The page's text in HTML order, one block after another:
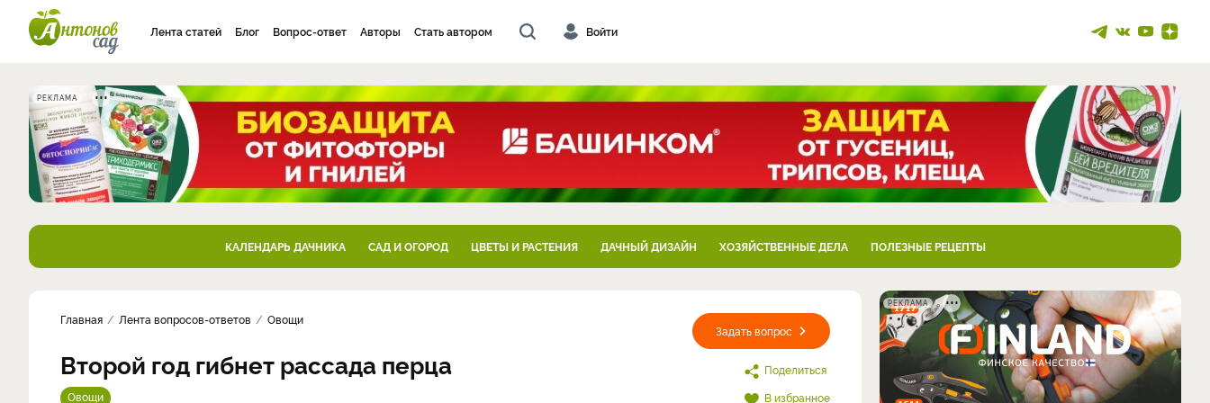
Лента статей Блог Вопрос-ответ Авторы Стать автором Войти
РЕКЛАМА
КАЛЕНДАРЬ ДАЧНИКА САД И ОГОРОД ЦВЕТЫ И РАСТЕНИЯ ДАЧНЫЙ ДИЗАЙН ХОЗЯЙСТВЕННЫЕ ДЕЛА ПОЛЕЗНЫЕ РЕЦЕПТЫ
Задать вопрос
Поделиться
В избранное
Главная Лента вопросов-ответов Овощи
Второй год гибнет рассада перца
Овощи
РЕКЛАМА